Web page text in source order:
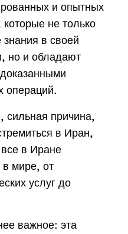
и опытных
которые не только
в своей
но и обладают
операций.
сильная причина,
в Иран,
в Иране
мире, от
услуг до
важное: эта